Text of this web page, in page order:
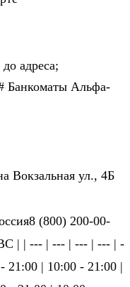
адреса;
Банкоматы Альфа-
Вокзальная ул., 4Б
(800) 200-00-
| | --- | --- | --- | --- | -
21:00 | 10:00 - 21:00 |